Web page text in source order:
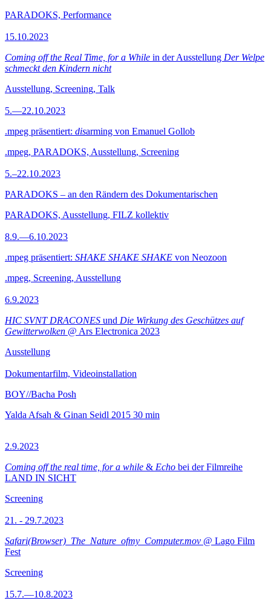
PARADOKS, Performance
15.10.2023
Coming off the Real Time, for a While in der Ausstellung Der Welpe
schmeckt den Kindern nicht
Ausstellung, Screening, Talk
5.—22.10.2023
.mpeg präsentiert: disarming von Emanuel Gollob
.mpeg, PARADOKS, Ausstellung, Screening
5.–22.10.2023
PARADOKS – an den Rändern des Dokumentarischen
PARADOKS, Ausstellung, FILZ kollektiv
8.9.—6.10.2023
.mpeg präsentiert: SHAKE SHAKE SHAKE von Neozoon
.mpeg, Screening, Ausstellung
6.9.2023
HIC SVNT DRACONES und Die Wirkung des Geschützes auf
Gewitterwolken @ Ars Electronica 2023
Ausstellung
Dokumentarfilm, Videoinstallation
BOY//Bacha Posh
Yalda Afsah & Ginan Seidl 2015 30 min
2.9.2023
Coming off the real time, for a while & Echo bei der Filmreihe
LAND IN SICHT
Screening
21. - 29.7.2023
Safari(Browser)_The_Nature_ofmy_Computer.mov @ Lago Film
Fest
Screening
15.7.—10.8.2023